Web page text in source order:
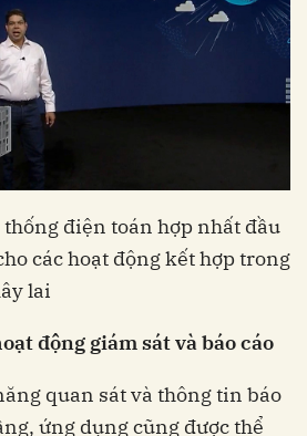
thống điện toán hợp nhất đầu
các hoạt động kết hợp trong
lai
động giám sát và báo cáo
quan sát và thông tin báo
ứng dụng cũng được thể